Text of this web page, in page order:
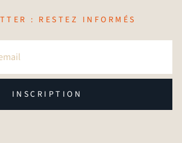
: RESTEZ INFORMÉS
INSCRIPTION